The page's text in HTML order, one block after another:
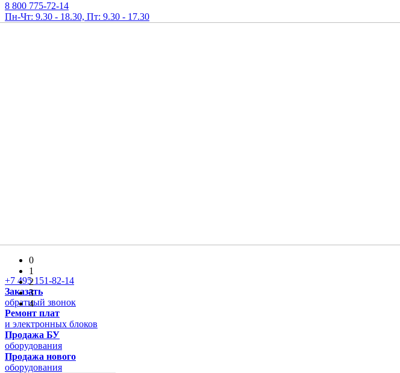
8 800 775-72-14
Пн-Чт: 9.30 - 18.30, Пт: 9.30 - 17.30
0
1
2
3
4
+7 495 151-82-14
Заказать
обратный звонок
Ремонт плат
и электронных блоков
Продажа БУ
оборудования
Продажа нового
оборудования